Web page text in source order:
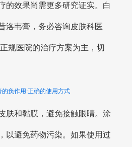
的效果尚需更多研究证实。白
洛韦膏，务必咨询皮肤科医
规医院的治疗方案为主，切
的负作用:正确的使用方式
肤和黏膜，避免接触眼睛。涂
以避免药物污染。如果使用过